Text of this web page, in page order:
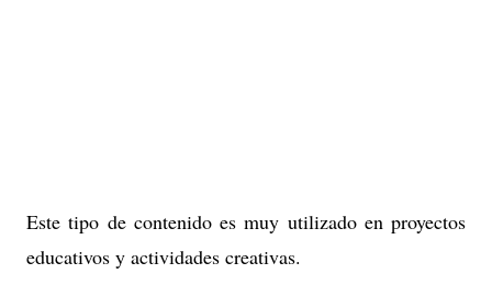
Este tipo de contenido es muy utilizado en proyectos
educativos y actividades creativas.